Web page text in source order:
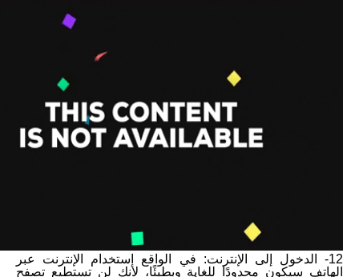
12- الدخول إلى الإنترنت: في الواقع استخدام الإنترنت عبر
الهاتف سيكون محدودًا للغاية وبطيئًا، لأنك لن تستطيع تصفح